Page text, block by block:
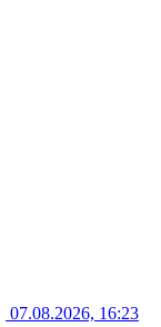
07.08.2026, 16:23